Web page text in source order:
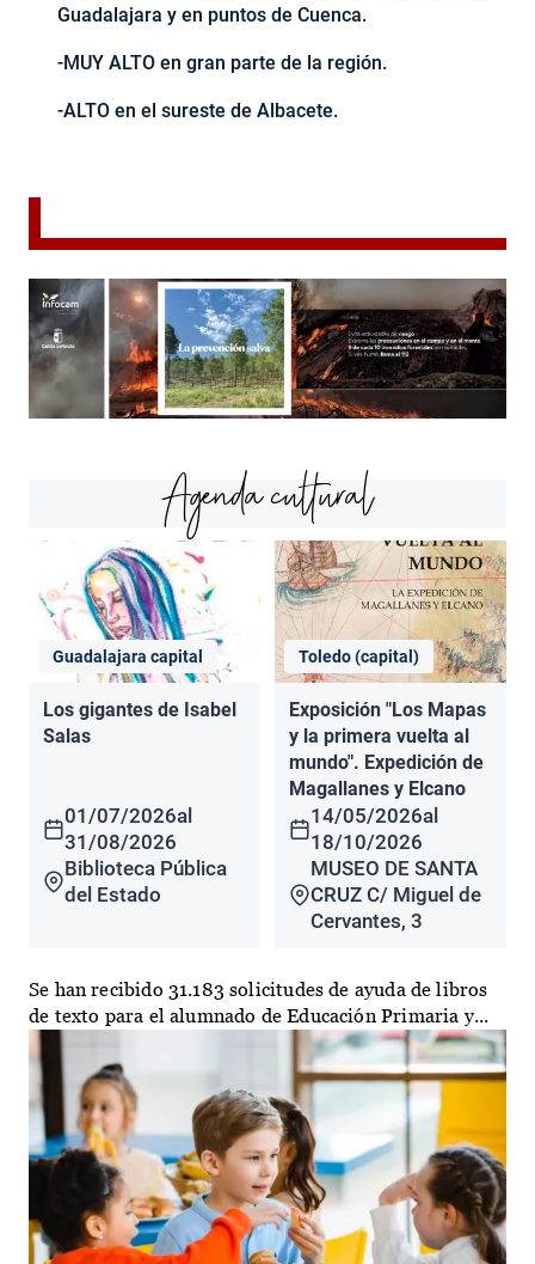
Guadalajara y en puntos de Cuenca.
-MUY ALTO en gran parte de la región.
-ALTO en el sureste de Albacete.
Agenda cultural
Guadalajara capital
Los gigantes de Isabel
Salas
01/07/2026al
31/08/2026
Biblioteca Pública
del Estado
Toledo (capital)
Exposición "Los Mapas
y la primera vuelta al
mundo". Expedición de
Magallanes y Elcano
14/05/2026al
18/10/2026
MUSEO DE SANTA
CRUZ C/ Miguel de
Cervantes, 3
Se han recibido 31.183 solicitudes de ayuda de libros
de texto para el alumnado de Educación Primaria y...